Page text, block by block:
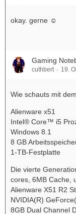
okay. gerne ☺
Gaming
cuthbert 19.
Wie schauts mit
Alienware x51
Intel® Core™ i5
Windows 8.1
8 GB
1-TB-Festplatte
Die vierte
cores, 6MB Cache,
Alienware X51 R2
NVIDIA(R)
8GB Dual Channel